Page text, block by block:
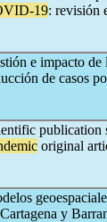
19: revisión
e impacto de
de casos
publication
original
y